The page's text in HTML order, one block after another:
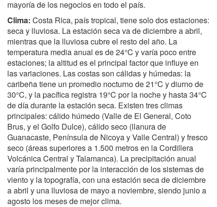
mayoría de los negocios en todo el país.
Clima: Costa Rica, país tropical, tiene solo dos estaciones:
seca y lluviosa. La estación seca va de diciembre a abril,
mientras que la lluviosa cubre el resto del año. La
temperatura media anual es de 24°C y varía poco entre
estaciones; la altitud es el principal factor que influye en
las variaciones. Las costas son cálidas y húmedas: la
caribeña tiene un promedio nocturno de 21°C y diurno de
30°C, y la pacífica registra 19°C por la noche y hasta 34°C
de día durante la estación seca. Existen tres climas
principales: cálido húmedo (Valle de El General, Coto
Brus, y el Golfo Dulce), cálido seco (llanura de
Guanacaste, Península de Nicoya y Valle Central) y fresco
seco (áreas superiores a 1.500 metros en la Cordillera
Volcánica Central y Talamanca). La precipitación anual
varía principalmente por la interacción de los sistemas de
viento y la topografía, con una estación seca de diciembre
a abril y una lluviosa de mayo a noviembre, siendo junio a
agosto los meses de mejor clima.